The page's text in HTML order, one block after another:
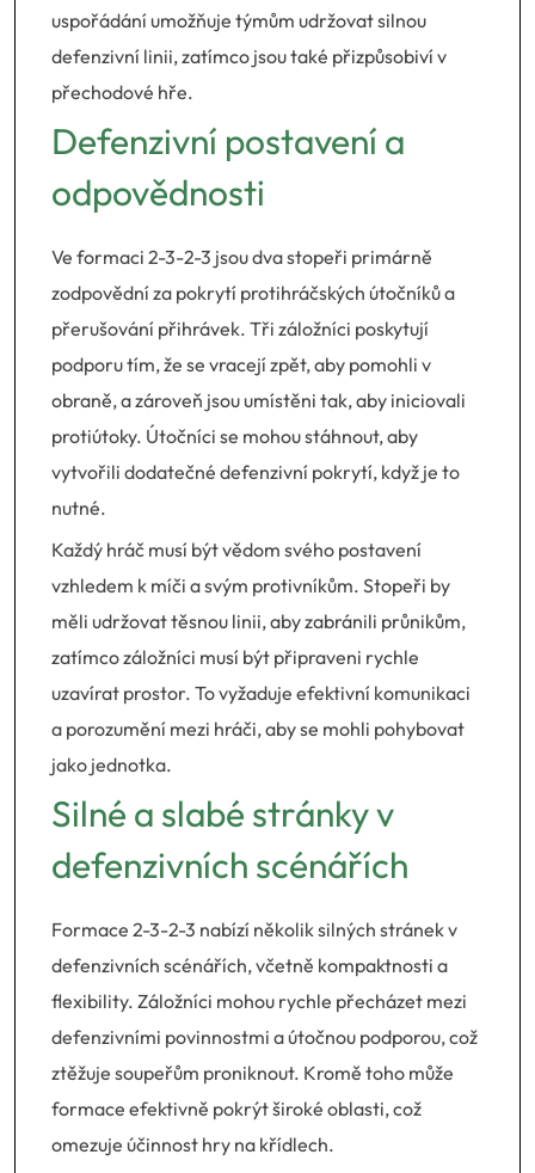
uspořádání umožňuje týmům udržovat silnou
defenzivní linii, zatímco jsou také přizpůsobiví v
přechodové hře.
Defenzivní postavení a
odpovědnosti
Ve formaci 2-3-2-3 jsou dva stopeři primárně
zodpovědní za pokrytí protihráčských útočníků a
přerušování přihrávek. Tři záložníci poskytují
podporu tím, že se vracejí zpět, aby pomohli v
obraně, a zároveň jsou umístěni tak, aby iniciovali
protiútoky. Útočníci se mohou stáhnout, aby
vytvořili dodatečné defenzivní pokrytí, když je to
nutné.
Každý hráč musí být vědom svého postavení
vzhledem k míči a svým protivníkům. Stopeři by
měli udržovat těsnou linii, aby zabránili průnikům,
zatímco záložníci musí být připraveni rychle
uzavírat prostor. To vyžaduje efektivní komunikaci
a porozumění mezi hráči, aby se mohli pohybovat
jako jednotka.
Silné a slabé stránky v
defenzivních scénářích
Formace 2-3-2-3 nabízí několik silných stránek v
defenzivních scénářích, včetně kompaktnosti a
flexibility. Záložníci mohou rychle přecházet mezi
defenzivními povinnostmi a útočnou podporou, což
ztěžuje soupeřům proniknout. Kromě toho může
formace efektivně pokrýt široké oblasti, což
omezuje účinnost hry na křídlech.